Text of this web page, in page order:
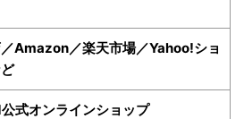
Amazon／楽天市場／Yahoo!ショ
式オンラインショップ